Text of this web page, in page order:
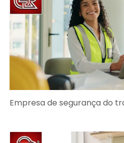
Empresa de segurança do